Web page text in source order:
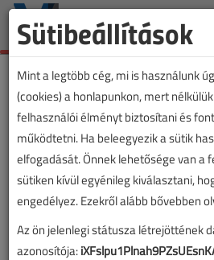
Sütibeállítások
Mint a legtöbb cég, mi is használunk
(cookies) a honlapunkon, mert
felhasználói élményt biztosítani és
működtetni. Ha beleegyezik a sütik
elfogadását. Önnek lehetősége van a
sütiken kívül egyénileg kiválasztani,
engedélyez. Ezekről alább bővebben
Az ön jelenlegi státusza létrejöttének
azonosítója: